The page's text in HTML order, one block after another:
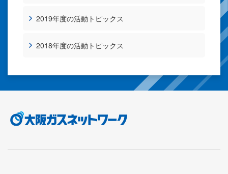
2019年度の活動トピックス
2018年度の活動トピックス